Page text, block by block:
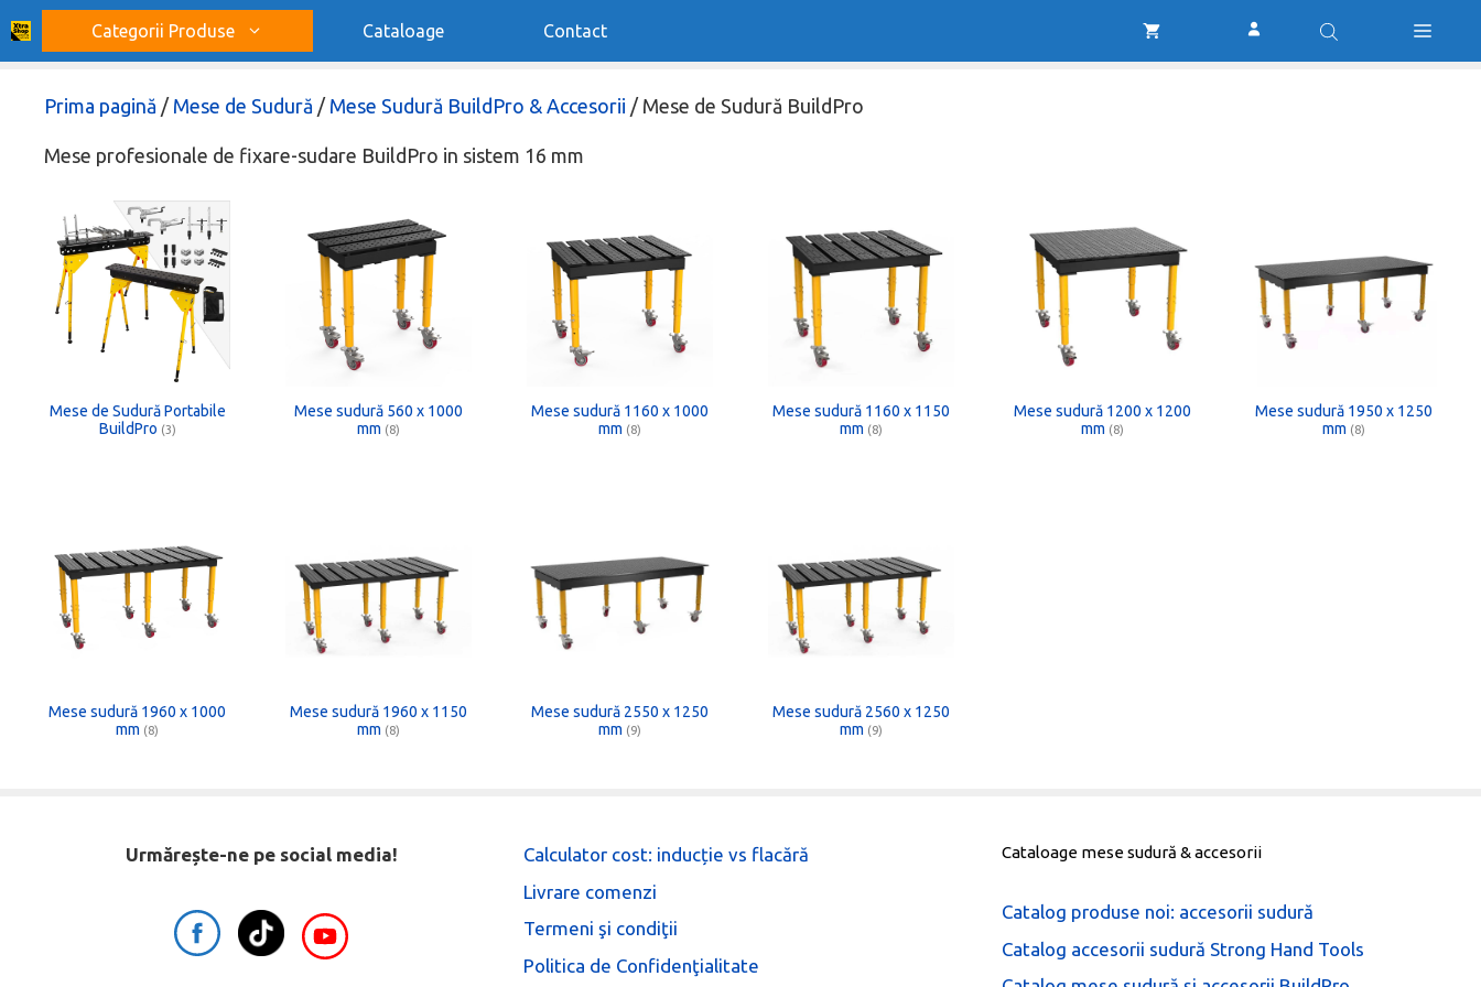
la
Categorii Produse Cataloage Contact
Prima pagină / Mese de Sudură / Mese Sudură BuildPro & Accesorii / Mese de Sudură BuildPro
Mese profesionale de fixare-sudare BuildPro in sistem 16 mm
Mese de Sudură Portabile
BuildPro (3)
Mese sudură 560 x 1000
mm (8)
Mese sudură 1160 x 1000
mm (8)
Mese sudură 1160 x 1150
mm (8)
Mese sudură 1200 x 1200
mm (8)
Mese sudură 1950 x 1250
mm (8)
Mese sudură 1960 x 1000
mm (8)
Mese sudură 1960 x 1150
mm (8)
Mese sudură 2550 x 1250
mm (9)
Mese sudură 2560 x 1250
mm (9)
Urmărește-ne pe social media!
Calculator cost: inducție vs flacără
Livrare comenzi
Termeni şi condiţii
Politica de Confidenţialitate
Cataloage mese sudură & accesorii
Catalog produse noi: accesorii sudură
Catalog accesorii sudură Strong Hand Tools